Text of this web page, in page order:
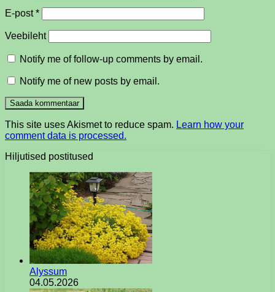
E-post*
Veebileht
Notify me of follow-up comments by email.
Notify me of new posts by email.
This site uses Akismet to reduce spam. Learn how your
comment data is processed.
Hiljutised postitused
Alyssum
04.05.2026